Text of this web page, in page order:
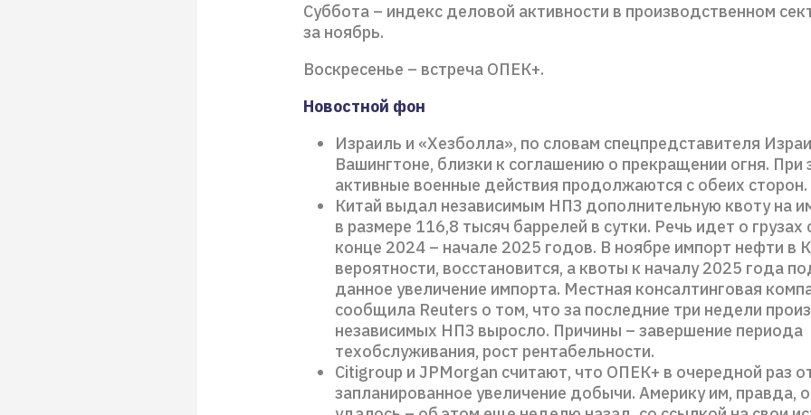
Суббота – индекс деловой активности в производственном
за ноябрь.
Воскресенье – встреча ОПЕК+.
Новостной фон
Израиль и «Хезболла», по словам спецпредставителя
Вашингтоне, близки к соглашению о прекращении огня. При
активные военные действия продолжаются с обеих сторон.
Китай выдал независимым НПЗ дополнительную квоту на
в размере 116,8 тысяч баррелей в сутки. Речь идет о грузах
конце 2024 – начале 2025 годов. В ноябре импорт нефти в
вероятности, восстановится, а квоты к началу 2025 года
данное увеличение импорта. Местная консалтинговая
сообщила Reuters о том, что за последние три недели
независимых НПЗ выросло. Причины – завершение периода
техобслуживания, рост рентабельности.
Citigroup и JPMorgan считают, что ОПЕК+ в очередной раз
запланированное увеличение добычи. Америку им, правда,